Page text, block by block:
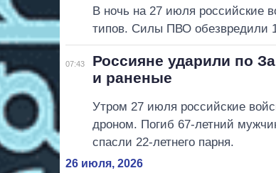
В ночь на 27 июля российские
типов. Силы ПВО обезвредили
07:43
Россияне ударили по
и раненые
Утром 27 июля российские
дроном. Погиб 67-летний
спасли 22-летнего парня.
26 июля, 2026